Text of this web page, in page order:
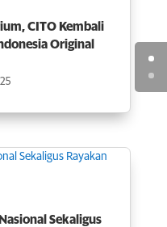
CITO Kembali
Original
Sekaligus